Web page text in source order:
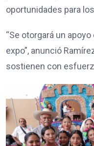
oportunidades para
“Se otorgará un
expo”, anunció
sostienen con